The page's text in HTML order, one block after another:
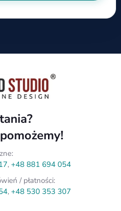
, +48 881 694 054
/ płatności:
, +48 530 353 307